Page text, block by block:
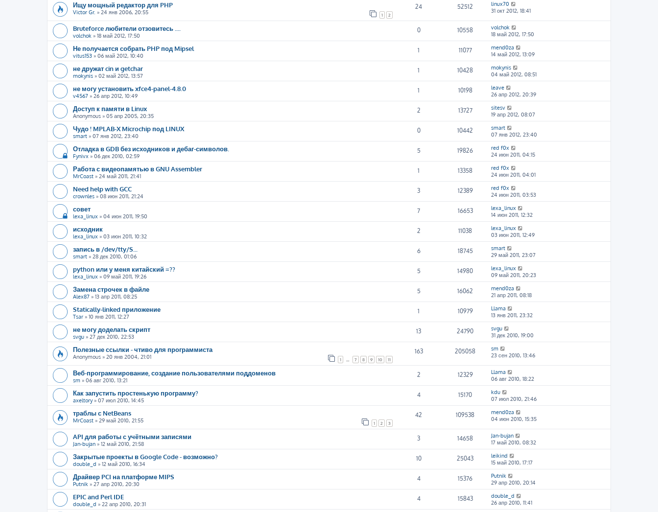
Ищу мощный редактор для PHP
Victor Gr. » 24 янв 2006, 20:55 1 2
24 52512
linux70
31 окт 2012, 18:41
Bruteforce любители отзовитесь ....
volchok » 18 май 2012, 17:50
0 10558
volchok
18 май 2012, 17:50
Не получается собрать PHP под Mipsel
vitus153 » 06 май 2012, 10:40
1 11077
mend0za
14 май 2012, 13:09
не дружат cin и getchar
mokynis » 02 май 2012, 13:57
1 10428
mokynis
04 май 2012, 08:51
не могу установить xfce4-panel-4.8.0
v4567 » 26 апр 2012, 10:49
1 10198
leave
26 апр 2012, 20:39
Доступ к памяти в Linux
Anonymous » 05 апр 2005, 20:35
2 13727
sitesv
19 апр 2012, 08:07
Чудо ! MPLAB-X Microchip под LINUX
smart » 07 янв 2012, 23:40
0 10442
smart
07 янв 2012, 23:40
Отладка в GDB без исходников и дебаг-символов.
Fynivx » 06 дек 2010, 02:59
5 19826
red f0x
24 июн 2011, 04:15
Работа с видеопамятью в GNU Assembler
MrCoast » 24 май 2011, 21:41
1 13358
red f0x
24 июн 2011, 04:01
Need help with GCC
crownles » 08 июн 2011, 21:24
3 12389
red f0x
24 июн 2011, 03:53
совет
lexa_linux » 04 июн 2011, 19:50
7 16653
lexa_linux
14 июн 2011, 12:32
исходник
lexa_linux » 03 июн 2011, 10:32
2 11038
lexa_linux
03 июн 2011, 12:49
запись в /dev/tty/S...
smart » 28 дек 2010, 01:06
6 18745
smart
29 май 2011, 23:07
python или у меня китайский =??
lexa_linux » 09 май 2011, 19:26
5 14980
lexa_linux
09 май 2011, 20:23
Замена строчек в файле
Alex87 » 13 апр 2011, 08:25
5 16062
mend0za
21 апр 2011, 08:18
Statically-linked приложение
Tsar » 10 янв 2011, 12:27
1 10979
Llama
13 янв 2011, 23:32
не могу доделать скрипт
svgu » 27 дек 2010, 22:53
13 24790
svgu
31 дек 2010, 19:00
Полезные ссылки - чтиво для программиста
Anonymous » 20 янв 2004, 21:01 1 7 8 9 10 11
163 205058
sm
23 сен 2010, 13:46
Веб-программирование, создание пользователями поддоменов
sm » 06 авг 2010, 13:21
2 12329
Llama
06 авг 2010, 18:22
Как запустить простенькую программу?
axeltory» 07 июл 2010, 14:45
4 15170
kdu
07 июл 2010, 21:46
траблы с NetBeans
MrCoast » 29 май 2010, 21:55 1 2 3
42 109538
mend0za
04 июн 2010, 15:35
API для работы с учётными записями
Jan-bujan » 12 май 2010, 21:58
3 14658
Jan-bujan
17 май 2010, 08:32
Закрытые проекты в Google Code - возможно?
double_d » 12 май 2010, 16:34
10 25043
leikind
15 май 2010, 17:17
Драйвер PCI на платформе MIPS
Putnik » 27 апр 2010, 20:30
4 15376
Putnik
29 апр 2010, 20:14
EPIC and Perl IDE
double_d » 22 апр 2010, 20:31
4 15843
double_d
26 апр 2010, 11:41